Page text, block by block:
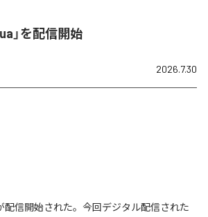
」を配信開始
2026.7.30
配信開始された。今回デジタル配信された